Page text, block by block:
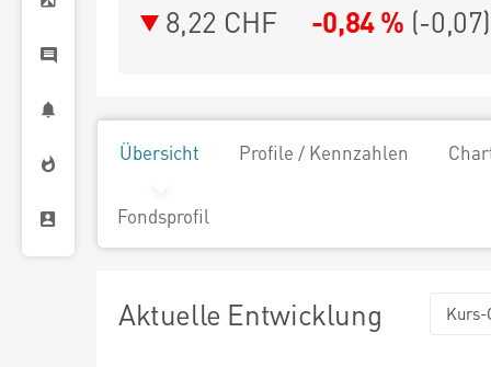
8,22 CHF -0,84 % (-0,07)
Übersicht Profile / Kennzahlen
Fondsprofil
Aktuelle Entwicklung Kurs-